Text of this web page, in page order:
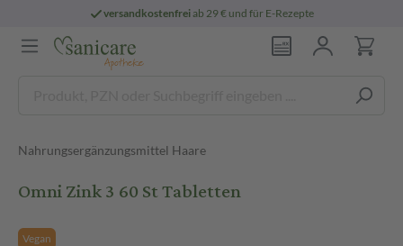
versandkostenfreiab 29 € und für E-Rezepte
Nahrungsergänzungsmittel Haare
Omni Zink 3 60 St Tabletten
Vegan